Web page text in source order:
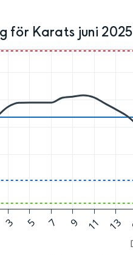
för Karats juni 2025